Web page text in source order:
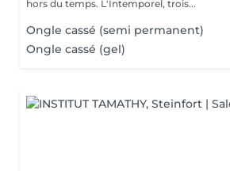
hors du temps. L'Intemporel, trois...
Ongle cassé (semi permanent)
Ongle cassé (gel)